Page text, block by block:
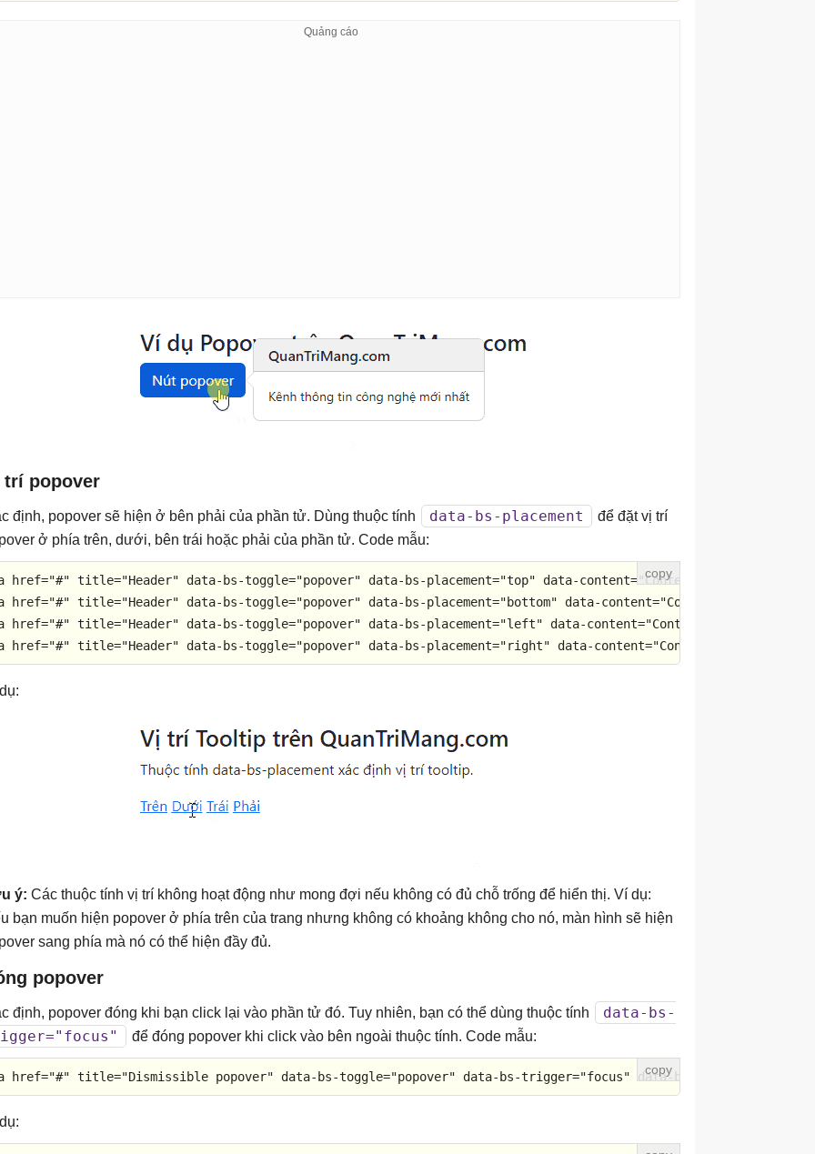
trí popover
định, popover sẽ hiện ở bên phải của phần tử. Dùng thuộc tính data-bs-placement
để đặt vị trí
ở phía trên, dưới, bên trái hoặc phải của phần tử. Code mẫu:
href="#" title="Header" data-bs-toggle="popover" data-bs-placement="top" data-content= "Content"
href="#" title="Header" data-bs-toggle="popover" data-bs-placement="bottom" data-content="Content"
href="#" title="Header" data-bs-toggle="popover" data-bs-placement="left" data-content="Content"
href="#" title="Header" data-bs-toggle="popover" data-bs-placement="right" data-content="Content"
ý: Các thuộc tính vị trí không hoạt động như mong đợi nếu không có đủ chỗ trống để hiển thị. Ví dụ:
bạn muốn hiện popover ở phía trên của trang nhưng không có khoảng không cho nó, màn hình sẽ hiện
sang phía mà nó có thể hiện đầy đủ.
popover
định, popover đóng khi bạn click lại vào phần tử đó. Tuy nhiên, bạn có thể dùng thuộc tính
data-bs-
để đóng popover khi click vào bên ngoài thuộc tính. Code mẫu:
href="#" title="Dismissible popover" data-bs-toggle="popover" data-bs-trigger="focus" data-bs-content